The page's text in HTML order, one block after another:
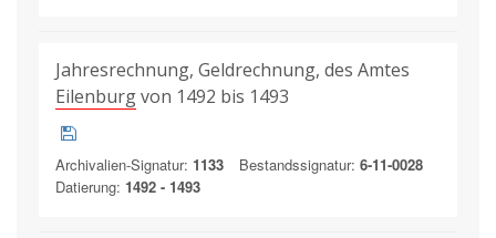
Jahresrechnung, Geldrechnung, des Amtes
Eilenburgvon 1492 bis 1493
Archivalien-Signatur: 1133 Bestandssignatur: 6-11-0028
Datierung: 1492 - 1493